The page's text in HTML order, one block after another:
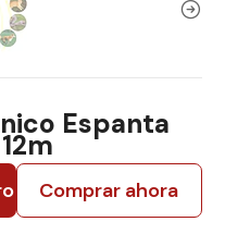
Espanta
Comprar ahora